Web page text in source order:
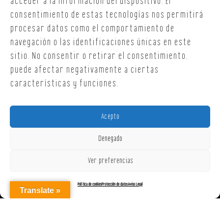
consentimiento de estas tecnologías nos permitirá
procesar datos como el comportamiento de
navegación o las identificaciones únicas en este
sitio. No consentir o retirar el consentimiento,
puede afectar negativamente a ciertas
características y funciones.
Acepto
Denegado
Ver preferencias
Política de cookiesProtección de datosAviso Legal
Translate »